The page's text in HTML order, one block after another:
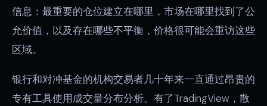
信息：最重要的仓位建立在哪里，市场在哪里找到了公
允价值，以及存在哪些不平衡，价格很可能会重访这些
区域。
银行和对冲基金的机构交易者几十年来一直通过昂贵的
专有工具使用成交量分布分析。有了TradingView，散